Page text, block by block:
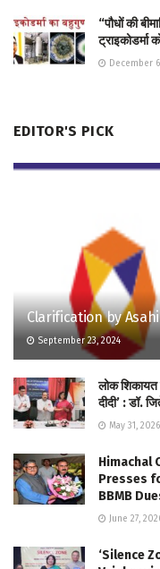
“पौधों की
December
EDITOR'S PICK
Clarification by
September 23, 2024
लोक शिकायत
दीदी’ : डॉ.
May 31, 2026
Himachal
Presses
BBMB
June 27,
‘Silence